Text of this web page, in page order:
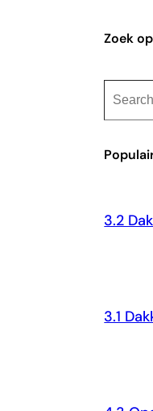
Zoek op
r
3.2
3.1